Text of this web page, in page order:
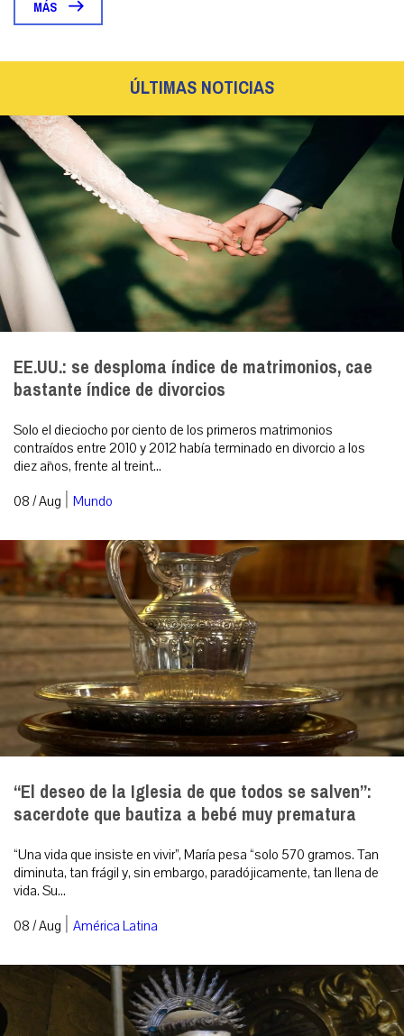
MÁS
ÚLTIMAS NOTICIAS
EE.UU.: se desploma índice de matrimonios, cae
bastante índice de divorcios
Solo el dieciocho por ciento de los primeros matrimonios
contraídos entre 2010 y 2012 había terminado en divorcio a los
diez años, frente al treint...
08 / Aug | Mundo
“El deseo de la Iglesia de que todos se salven”:
sacerdote que bautiza a bebé muy prematura
“Una vida que insiste en vivir”, María pesa “solo 570 gramos. Tan
diminuta, tan frágil y, sin embargo, paradójicamente, tan llena de
vida. Su...
08 / Aug | América Latina